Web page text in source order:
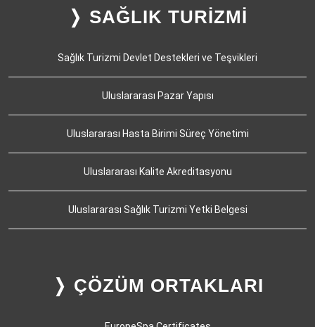
❭ SAĞLIK TURİZMİ
Sağlık Turizmi Devlet Destekleri ve Teşvikleri
Uluslararası Pazar Yapısı
Uluslararası Hasta Birimi Süreç Yönetimi
Uluslararası Kalite Akreditasyonu
Uluslararası Sağlık Turizmi Yetki Belgesi
❭ ÇÖZÜM ORTAKLARI